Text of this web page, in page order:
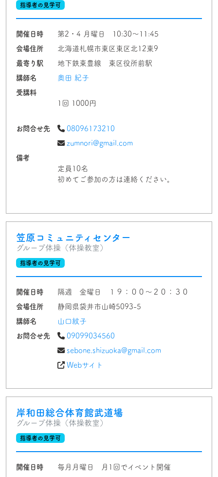
指導者の見学可
開催日時
第2・4 月曜日 10:30〜11:45
会場住所
北海道札幌市東区東区北12東9
最寄り駅
地下鉄東豊線 東区役所前駅
講師名
奥田 紀子
受講料
1回 1000円
お問合せ先
08096173210
zumnori@gmail.com
備考
定員10名
初めてご参加の方は連絡ください。
笠原コミュニティセンター
グループ体操（体操教室）
指導者の見学可
開催日時
隔週 金曜日 １９：００～２０：３０
会場住所
静岡県袋井市山崎5093-5
講師名
山口紋子
お問合せ先
09099034560
sebone.shizuoka@gmail.com
Webサイト
岸和田総合体育館武道場
グループ体操（体操教室）
指導者の見学可
開催日時
毎月月曜日 月1回でイベント開催